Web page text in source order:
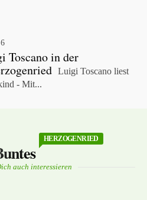
Toscano in der
Luigi Toscano liest
- Mit...
HERZOGENRIED
auch interessieren